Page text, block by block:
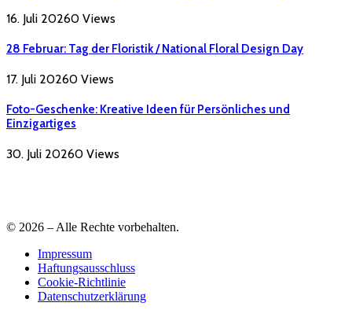
16. Juli 20260 Views
28 Februar: Tag der Floristik / National Floral Design Day
17. Juli 20260 Views
Foto-Geschenke: Kreative Ideen für Persönliches und
Einzigartiges
30. Juli 20260 Views
© 2026 – Alle Rechte vorbehalten.
Impressum
Haftungsausschluss
Cookie-Richtlinie
Datenschutzerklärung